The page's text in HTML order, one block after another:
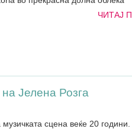
ЧИТАЈ
Јелена Розга
сцена веќе 20